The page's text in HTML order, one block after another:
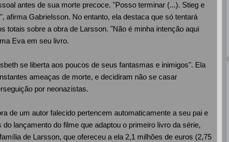
antes de sua morte precoce. "Posso terminar (...). Stieg e
afirma Gabrielsson. No entanto, ela destaca que só tentará
totais sobre a obra de Larsson. "Não é minha intenção aqui
Eva em seu livro.
se liberta aos poucos de seus fantasmas e inimigos". Ela
ameaças de morte, e decidiram não se casar
por neonazistas.
de um autor falecido pertencem automaticamente a seu pai e
lançamento do filme que adaptou o primeiro livro da série,
de Larsson, que ofereceu a ela 2,1 milhões de euros (2,75